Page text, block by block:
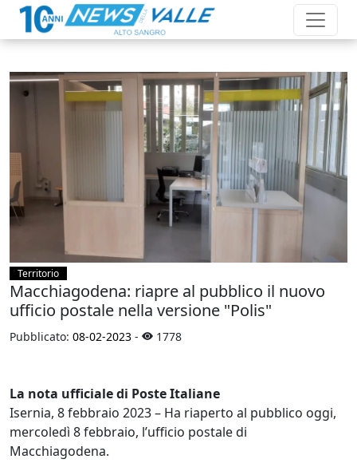
Territorio
Macchiagodena: riapre al pubblico il nuovo
ufficio postale nella versione "Polis"
Pubblicato: 08-02-2023 - 1778
La nota ufficiale di Poste Italiane
Isernia, 8 febbraio 2023 – Ha riaperto al pubblico oggi,
mercoledì 8 febbraio, l’ufficio postale di
Macchiagodena.